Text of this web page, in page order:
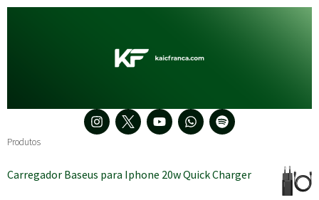
Produtos
Carregador Baseus para Iphone 20w Quick Charger